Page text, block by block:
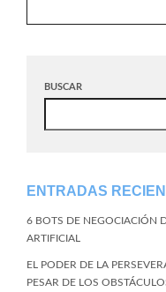
BUSCAR
ENTRADAS
6 BOTS DE NEGOCIACIÓN
ARTIFICIAL
EL PODER DE LA
PESAR DE LOS